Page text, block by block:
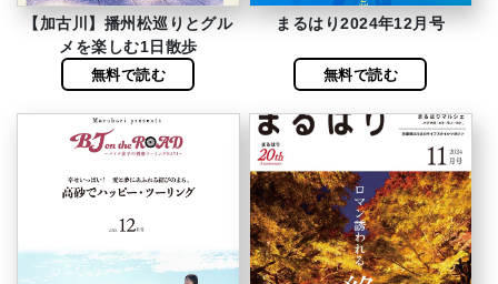
【加古川】播州松巡りとグル
メを楽しむ1日散歩
無料で読む
まるはり2024年12月号
無料で読む